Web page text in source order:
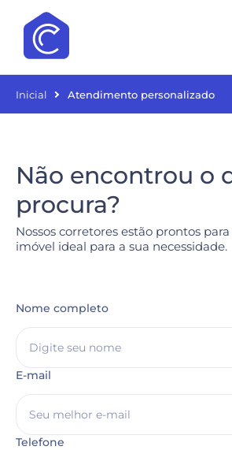
Inicial Atendimento personalizado
Não encontrou o
procura?
Nossos corretores estão prontos
imóvel ideal para a sua necessidade.
Nome completo
E-mail
Telefone